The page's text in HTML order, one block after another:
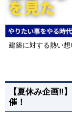
建築に対する熱い
【夏休み企画‼
催！